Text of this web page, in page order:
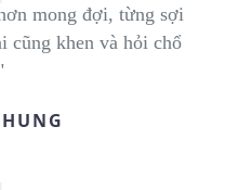
mong đợi, từng sợi
cũng khen và hỏi chổ